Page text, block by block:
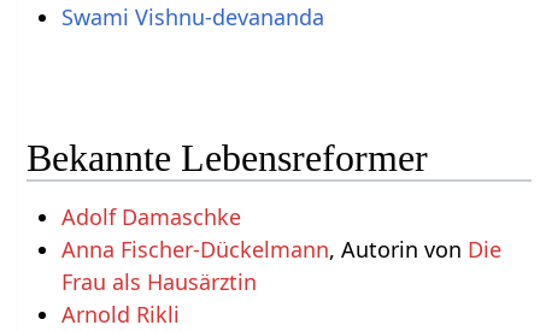
Swami Vishnu-devananda
Bekannte Lebensreformer
Adolf Damaschke
Anna Fischer-Dückelmann, Autorin von Die
Frau als Hausärztin
Arnold Rikli